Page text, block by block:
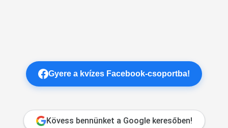
Gyere a kvízes Facebook-csoportba!
Kövess bennünket a Google keresőben!